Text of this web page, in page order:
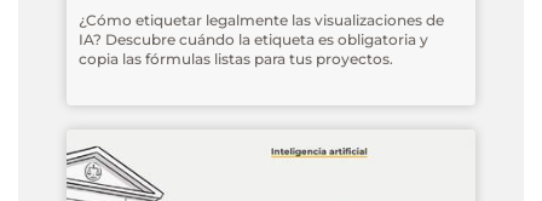
¿Cómo etiquetar legalmente las visualizaciones de
IA? Descubre cuándo la etiqueta es obligatoria y
copia las fórmulas listas para tus proyectos.